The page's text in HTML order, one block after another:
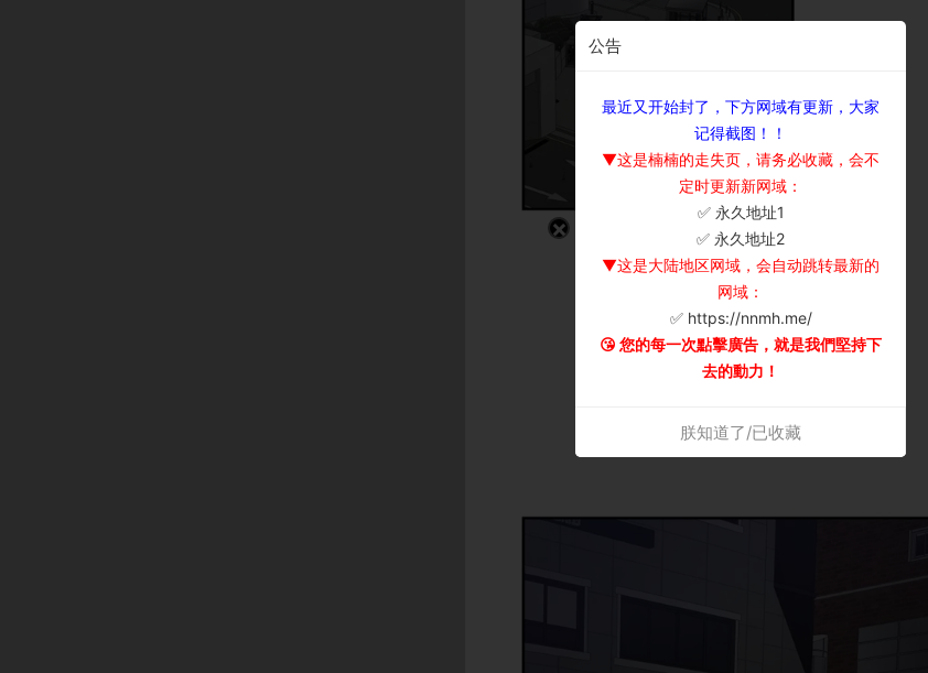
公告
最近又开始封了，下方网域有更新，大家
记得截图！！
▼这是楠楠的走失页，请务必收藏，会不
定时更新新网域：
✅ 永久地址1
✅ 永久地址2
▼这是大陆地区网域，会自动跳转最新的
网域：
✅ https://nnmh.me/
😘 您的每一次點擊廣告，就是我們堅持下
去的動力！
朕知道了/已收藏
×